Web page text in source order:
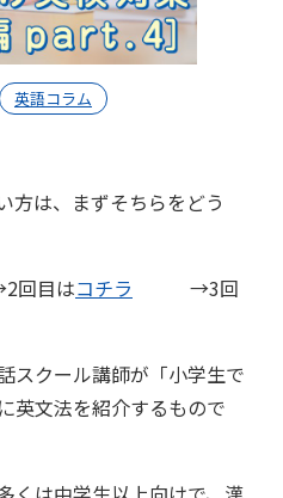
英語コラム
方は、まずそちらをどう
目はコチラ →3回
スクール講師が「小学生で
英文法を紹介するもので